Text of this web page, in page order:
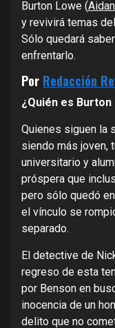
Burton Lowe (
y revivirá temas
Sólo quedará
enfrentarlo.
Por Redacción
¿Quién es Burton
Quienes siguen la
siendo más joven,
universitario y
próspera que
pero sólo quedó
el vínculo se
separado.
El detective de
regreso de esta
por Benson en
inocencia de un
delito que no